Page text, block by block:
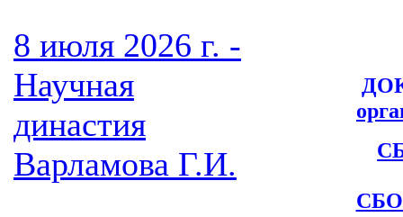
8 июля 2026 г. -
Научная
династия
Варламова Г.И.